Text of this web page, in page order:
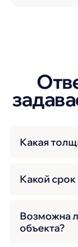
Какая
Какой срок
Возможна
объекта?